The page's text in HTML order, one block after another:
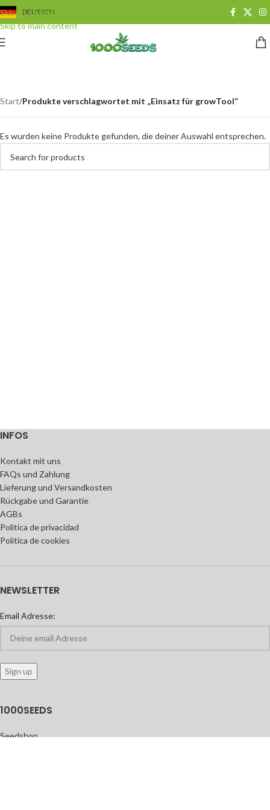
Skip to navigation
Skip to main content
DEUTSCH
Start/Produkte verschlagwortet mit „Einsatz für growTool“
Es wurden keine Produkte gefunden, die deiner Auswahl entsprechen.
INFOS
Kontakt mit uns
FAQs und Zahlung
Lieferung und Versandkosten
Rückgabe und Garantie
AGBs
Política de privacidad
Política de cookies
NEWSLETTER
Email Adresse:
1000SEEDS
Seedshop